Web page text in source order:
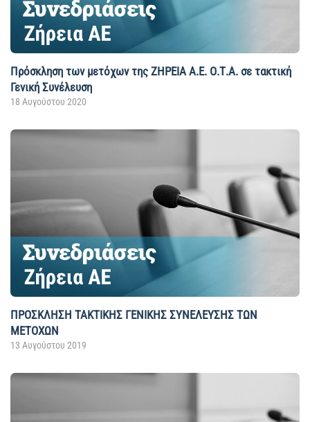
Πρόσκληση των μετόχων της ΖΗΡΕΙΑ Α.Ε. Ο.Τ.Α. σε τακτική
Γενική Συνέλευση
18 Αυγούστου 2020
ΠΡΟΣΚΛΗΣΗ ΤΑΚΤΙΚΗΣ ΓΕΝΙΚΗΣ ΣΥΝΕΛΕΥΣΗΣ ΤΩΝ
ΜΕΤΟΧΩΝ
13 Αυγούστου 2019